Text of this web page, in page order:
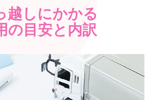
越しにかかる
の目安と内訳